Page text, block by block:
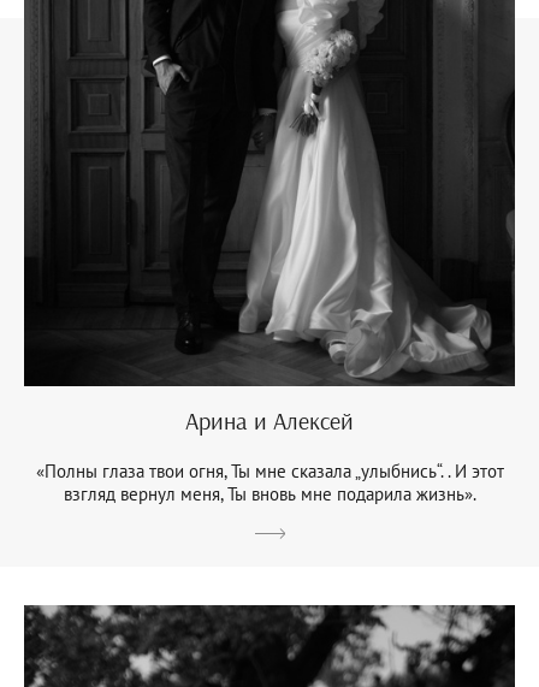
Арина и Алексей
«Полны глаза твои огня, Ты мне сказала „улыбнись“. . И этот
взгляд вернул меня, Ты вновь мне подарила жизнь».